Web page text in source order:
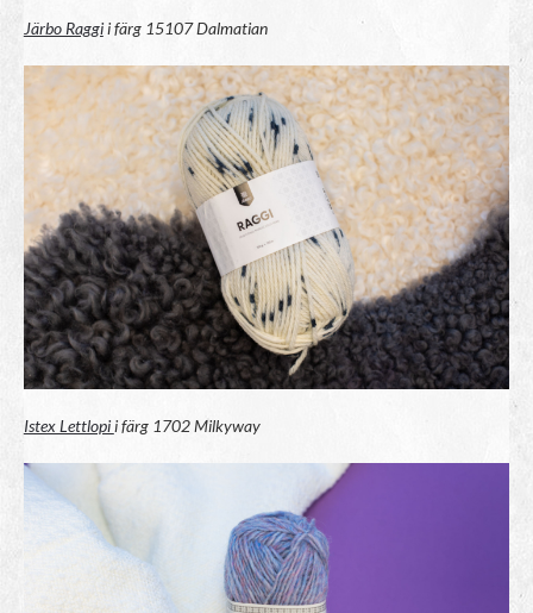
Järbo Raggii färg 15107 Dalmatian
Istex Lettlopii färg 1702Milkyway